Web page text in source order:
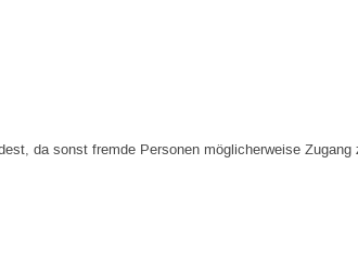
da sonst fremde Personen möglicherweise Zugang